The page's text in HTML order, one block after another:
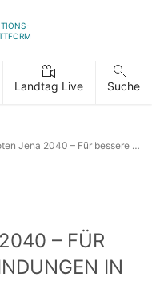
Landtag Live Suche
Bahnknoten Jena 2040 – Für bessere Bahnverbindungen in Ostthüringen, die Stärkung des Bahnknotens Jena und die Prüfung neuer Schienenachsen Richtung E
– FÜR
IN